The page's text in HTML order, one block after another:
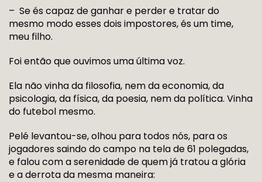
– Se és capaz de ganhar e perder e tratar do
mesmo modo esses dois impostores, és um time,
meu filho.
Foi então que ouvimos uma última voz.
Ela não vinha da filosofia, nem da economia, da
psicologia, da física, da poesia, nem da política. Vinha
do futebol mesmo.
Pelé levantou-se, olhou para todos nós, para os
jogadores saindo do campo na tela de 61 polegadas,
e falou com a serenidade de quem já tratou a glória
e a derrota da mesma maneira: